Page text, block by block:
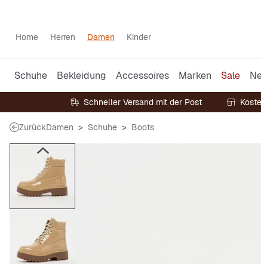
Home Herren Damen Kinder
Schuhe Bekleidung Accessoires Marken Sale
Schneller Versand mit der Post
ZurückDamen Schuhe Boots